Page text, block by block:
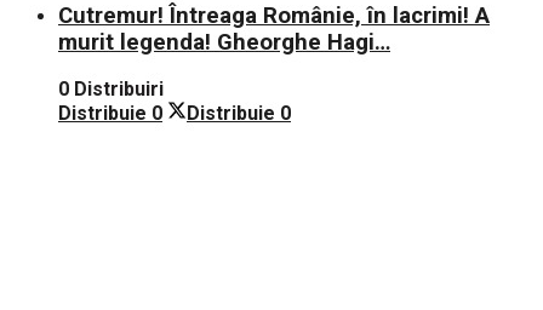
Cutremur! Întreaga Românie, în lacrimi! A
murit legenda! Gheorghe Hagi…
0 Distribuiri
Distribuie 0 Distribuie 0